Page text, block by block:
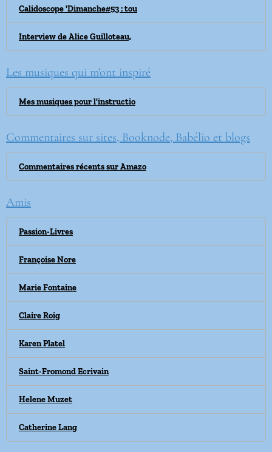
Calidoscope 'Dimanche#53 : tou
Interview de Alice Guilloteau,
Les musiques qui m'ont inspiré
Mes musiques pour l'instructio
Commentaires sur sites, Booknode, Babélio et blogs
Commentaires récents sur Amazo
Amis
Passion-Livres
Françoise Nore
Marie Fontaine
Claire Roig
Karen Platel
Saint-Fromond Ecrivain
Helene Muzet
Catherine Lang